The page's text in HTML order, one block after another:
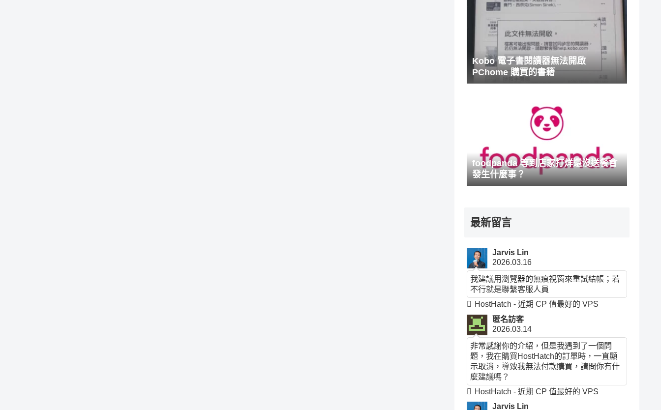
Kobo 電子書閱讀器無法開啟
PChome 購買的書籍
foodpanda 等到店家打烊還沒送餐會
發生什麼事？
最新留言
Jarvis Lin
2026.03.16
我建議用瀏覽器的無痕視窗來重試結帳；若
不行就是聯繫客服人員
HostHatch - 近期 CP 值最好的 VPS
匿名訪客
2026.03.14
非常感謝你的介紹，但是我遇到了一個問
題，我在購買HostHatch的訂單時，一直顯
示取消，導致我無法付款購買，請問你有什
麼建議嗎？
HostHatch - 近期 CP 值最好的 VPS
Jarvis Lin